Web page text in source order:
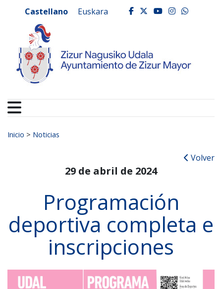
Ayuntamiento de
Castellano Euskara facebook
twitter
youtube
Buscar:
Inicio > Noticias
Volver
29 de abril de 2024
Programación
deportiva completa e
inscripciones